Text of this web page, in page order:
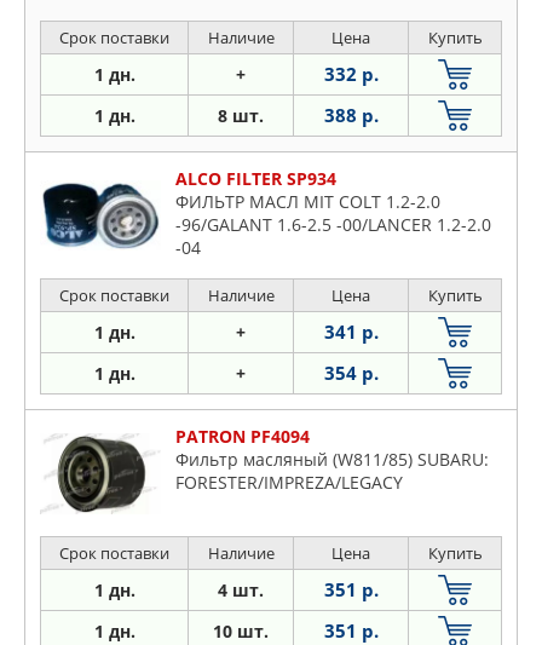
Срок поставки Наличие Цена Купить
1 дн. + 332 р.
1 дн. 8 шт. 388 р.
ALCO FILTER SP934
ФИЛЬТР МАСЛ MIT COLT 1.2-2.0
-96/GALANT 1.6-2.5 -00/LANCER 1.2-2.0
-04
Срок поставки Наличие Цена Купить
1 дн. + 341 р.
1 дн. + 354 р.
PATRON PF4094
Фильтр масляный (W811/85) SUBARU:
FORESTER/IMPREZA/LEGACY
Срок поставки Наличие Цена Купить
1 дн. 4 шт. 351 р.
1 дн. 10 шт. 351 р.